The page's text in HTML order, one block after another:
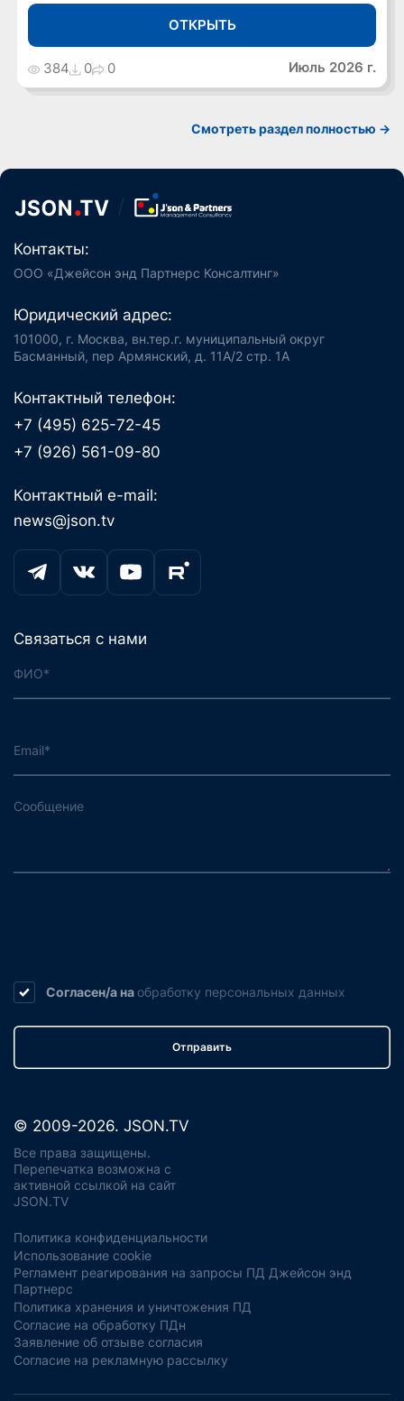
ОТКРЫТЬ
384 0 0 Июль 2026 г.
Cмотреть раздел полностью ->
Контакты:
ООО «Джейсон энд Партнерс Консалтинг»
Юридический адрес:
101000, г. Москва, вн.тер.г. муниципальный округ
Басманный, пер Армянский, д. 11А/2 стр. 1А
Контактный телефон:
+7 (495) 625-72-45
+7 (926) 561-09-80
Контактный e-mail:
news@json.tv
Связаться с нами
Согласен/а на обработку персональных данных
Отправить
© 2009-2026. JSON.TV
Все права защищены.
Перепечатка возможна с
активной ссылкой на сайт
JSON.TV
Политика конфиденциальности
Использование cookie
Регламент реагирования на запросы ПД Джейсон энд
Партнерс
Политика хранения и уничтожения ПД
Согласие на обработку ПДн
Заявление об отзыве согласия
Согласие на рекламную рассылку